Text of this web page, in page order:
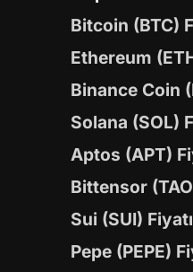
Bitcoin (BTC)
Ethereum
Binance Coin
Solana (SOL)
Aptos (APT)
Bittensor
Sui (SUI) Fiyatı
Pepe (PEPE)